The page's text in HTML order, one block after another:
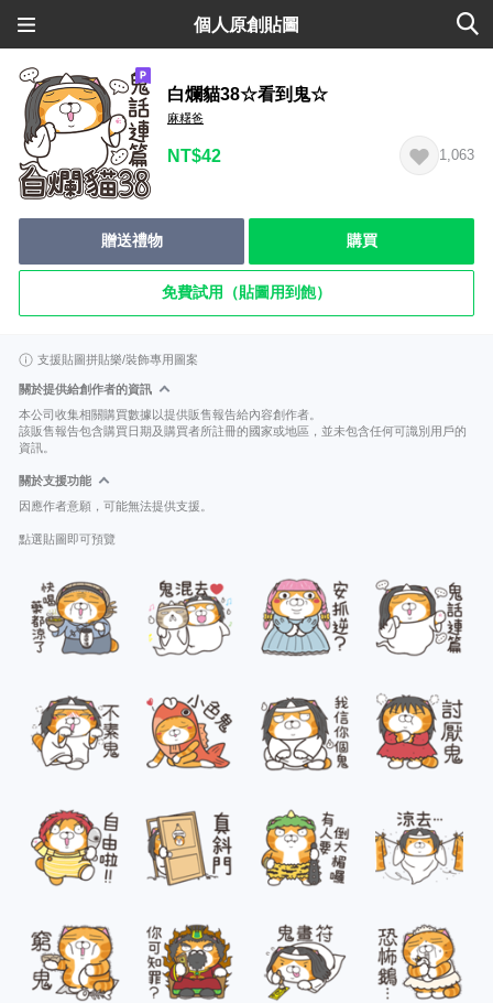
個人原創貼圖
白爛貓38☆看到鬼☆
麻糬爸
NT$42 1,063
贈送禮物 購買
免費試用（貼圖用到飽）
支援貼圖拼貼樂/裝飾專用圖案
關於提供給創作者的資訊
本公司收集相關購買數據以提供販售報告給內容創作者。
該販售報告包含購買日期及購買者所註冊的國家或地區，並未包含任何可識別用戶的
資訊。
關於支援功能
因應作者意願，可能無法提供支援。
點選貼圖即可預覽